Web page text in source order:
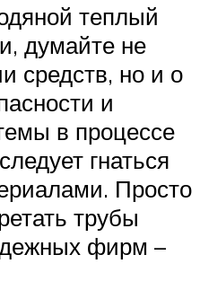
теплый
думайте не
средств, но и о
и
в процессе
гнаться
Просто
трубы
фирм –